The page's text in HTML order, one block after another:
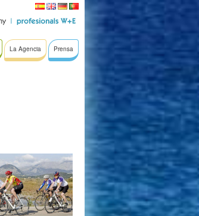
La Agencia Prensa